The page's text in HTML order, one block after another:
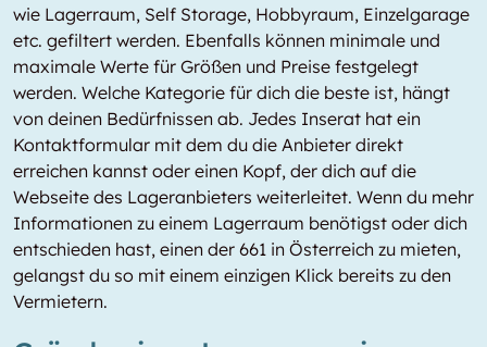
wie Lagerraum, Self Storage, Hobbyraum, Einzelgarage
etc. gefiltert werden. Ebenfalls können minimale und
maximale Werte für Größen und Preise festgelegt
werden. Welche Kategorie für dich die beste ist, hängt
von deinen Bedürfnissen ab. Jedes Inserat hat ein
Kontaktformular mit dem du die Anbieter direkt
erreichen kannst oder einen Kopf, der dich auf die
Webseite des Lageranbieters weiterleitet. Wenn du mehr
Informationen zu einem Lagerraum benötigst oder dich
entschieden hast, einen der 661 in Österreich zu mieten,
gelangst du so mit einem einzigen Klick bereits zu den
Vermietern.